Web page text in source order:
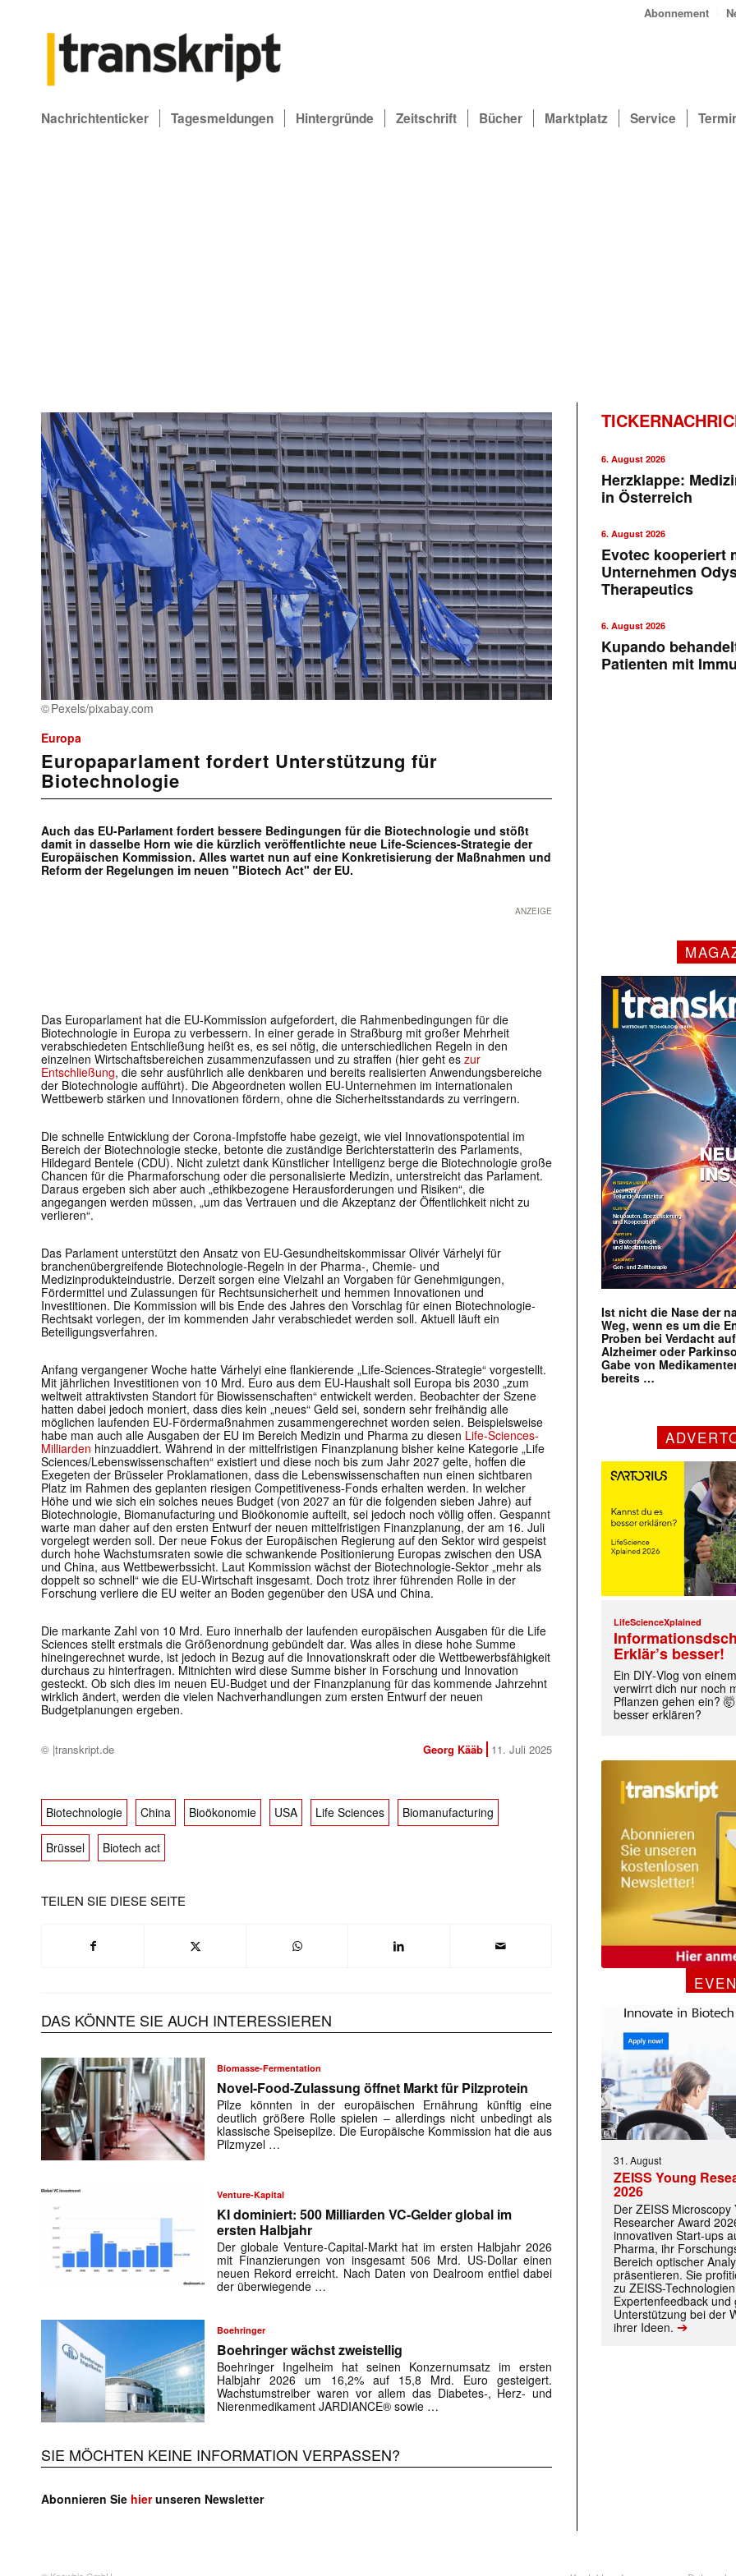
Mit dem |transkript-Newsletter jede Woche aktuell
(erforderlich)
Abonnement
Nachrichtenticker Tagesmeldungen Hintergründe Zeitschrift Bücher Marktplatz Service
Pexels/pixabay.com
Europa
Europaparlament fordert Unterstützung für
Biotechnologie
Auch das EU-Parlament fordert bessere Bedingungen für die Biotechnologie und stößt
damit in dasselbe Horn wie die kürzlich veröffentlichte neue Life-Sciences-Strategie der
Europäischen Kommission. Alles wartet nun auf eine Konkretisierung der Maßnahmen und
Reform der Regelungen im neuen "Biotech Act" der EU.
ANZEIGE
Das Europarlament hat die EU-Kommission aufgefordert, die Rahmenbedingungen für die
Biotechnologie in Europa zu verbessern. In einer gerade in Straßburg mit großer Mehrheit
verabschiedeten Entschließung heißt es, es sei nötig, die unterschiedlichen Regeln in den
einzelnen Wirtschaftsbereichen zusammenzufassen und zu straffen (hier geht es zur
Entschließung, die sehr ausführlich alle denkbaren und bereits realisierten Anwendungsbereiche
der Biotechnologie aufführt). Die Abgeordneten wollen EU-Unternehmen im internationalen
Wettbewerb stärken und Innovationen fördern, ohne die Sicherheitsstandards zu verringern.
Die schnelle Entwicklung der Corona-Impfstoffe habe gezeigt, wie viel Innovationspotential im
Bereich der Biotechnologie stecke, betonte die zuständige Berichterstatterin des Parlaments,
Hildegard Bentele (CDU). Nicht zuletzt dank Künstlicher Intelligenz berge die Biotechnologie große
Chancen für die Pharmaforschung oder die personalisierte Medizin, unterstreicht das Parlament.
Daraus ergeben sich aber auch „ethikbezogene Herausforderungen und Risiken“, die
angegangen werden müssen, „um das Vertrauen und die Akzeptanz der Öffentlichkeit nicht zu
verlieren“.
Das Parlament unterstützt den Ansatz von EU-Gesundheitskommissar Olivér Várhelyi für
branchenübergreifende Biotechnologie-Regeln in der Pharma-, Chemie- und
Medizinprodukteindustrie. Derzeit sorgen eine Vielzahl an Vorgaben für Genehmigungen,
Fördermittel und Zulassungen für Rechtsunsicherheit und hemmen Innovationen und
Investitionen. Die Kommission will bis Ende des Jahres den Vorschlag für einen Biotechnologie-
Rechtsakt vorlegen, der im kommenden Jahr verabschiedet werden soll. Aktuell läuft ein
Beteiligungsverfahren.
Anfang vergangener Woche hatte Várhelyi eine flankierende „Life-Sciences-Strategie“ vorgestellt.
Mit jährlichen Investitionen von 10 Mrd. Euro aus dem EU-Haushalt soll Europa bis 2030 „zum
weltweit attraktivsten Standort für Biowissenschaften“ entwickelt werden. Beobachter der Szene
hatten dabei jedoch moniert, dass dies kein „neues“ Geld sei, sondern sehr freihändig alle
möglichen laufenden EU-Fördermaßnahmen zusammengerechnet worden seien. Beispielsweise
habe man auch alle Ausgaben der EU im Bereich Medizin und Pharma zu diesen Life-Sciences-
Milliarden hinzuaddiert. Während in der mittelfristigen Finanzplanung bisher keine Kategorie „Life
Sciences/Lebenswissenschaften“ existiert und diese noch bis zum Jahr 2027 gelte, hoffen die
Exegeten der Brüsseler Proklamationen, dass die Lebenswissenschaften nun einen sichtbaren
Platz im Rahmen des geplanten riesigen Competitiveness-Fonds erhalten werden. In welcher
Höhe und wie sich ein solches neues Budget (von 2027 an für die folgenden sieben Jahre) auf
Biotechnologie, Biomanufacturing und Bioökonomie aufteilt, sei jedoch noch völlig offen. Gespannt
warte man daher auf den ersten Entwurf der neuen mittelfristigen Finanzplanung, der am 16. Juli
vorgelegt werden soll. Der neue Fokus der Europäischen Regierung auf den Sektor wird gespeist
durch hohe Wachstumsraten sowie die schwankende Positionierung Europas zwischen den USA
und China, aus Wettbewerbssicht. Laut Kommission wächst der Biotechnologie-Sektor „mehr als
doppelt so schnell“ wie die EU-Wirtschaft insgesamt. Doch trotz ihrer führenden Rolle in der
Forschung verliere die EU weiter an Boden gegenüber den USA und China.
Die markante Zahl von 10 Mrd. Euro innerhalb der laufenden europäischen Ausgaben für die Life
Sciences stellt erstmals die Größenordnung gebündelt dar. Was alles in diese hohe Summe
hineingerechnet wurde, ist jedoch in Bezug auf die Innovationskraft oder die Wettbewerbsfähigkeit
durchaus zu hinterfragen. Mitnichten wird diese Summe bisher in Forschung und Innovation
gesteckt. Ob sich dies im neuen EU-Budget und der Finanzplanung für das kommende Jahrzehnt
wirklich ändert, werden die vielen Nachverhandlungen zum ersten Entwurf der neuen
Budgetplanungen ergeben.
© |transkript.de Georg Kääb 11. Juli 2025
Biotechnologie China Bioökonomie USA Life Sciences Biomanufacturing
Brüssel Biotech act
TEILEN SIE DIESE SEITE
DAS KÖNNTE SIE AUCH INTERESSIEREN
Biomasse-Fermentation
Novel-Food-Zulassung öffnet Markt für Pilzprotein
Pilze könnten in der europäischen Ernährung künftig eine
deutlich größere Rolle spielen – allerdings nicht unbedingt als
klassische Speisepilze. Die Europäische Kommission hat die aus
Pilzmyzel …
Venture-Kapital
KI dominiert: 500 Milliarden VC-Gelder global im
ersten Halbjahr
Der globale Venture-Capital-Markt hat im ersten Halbjahr 2026
mit Finanzierungen von insgesamt 506 Mrd. US-Dollar einen
neuen Rekord erreicht. Nach Daten von Dealroom entfiel dabei
der überwiegende …
Boehringer
Boehringer wächst zweistellig
Boehringer Ingelheim hat seinen Konzernumsatz im ersten
Halbjahr 2026 um 16,2% auf 15,8 Mrd. Euro gesteigert.
Wachstumstreiber waren vor allem das Diabetes-, Herz- und
Nierenmedikament JARDIANCE® sowie …
SIE MÖCHTEN KEINE INFORMATION VERPASSEN?
Abonnieren Sie hierunseren Newsletter
6. August 2026
Herzklappe:
in Österreich
6. August 2026
Evotec kooperiert
Unternehmen
Therapeutics
6. August 2026
Kupando
Patienten mit
Ist nicht die Nase der
Weg, wenn es um die
Proben bei Verdacht
Alzheimer oder
Gabe von
bereits …
LifeScienceXplained
Erklär’s besser!
Ein DIY‑Vlog von
verwirrt dich nur noch
Pflanzen gehen ein?
besser erklären?
31. August
ZEISS Young
2026
Der ZEISS Microscopy
Researcher Award
innovativen Start-ups
Pharma, ihr
Bereich optischer
präsentieren. Sie
zu ZEISS-
Expertenfeedback und
Unterstützung bei der
ihrer Ideen. ➔